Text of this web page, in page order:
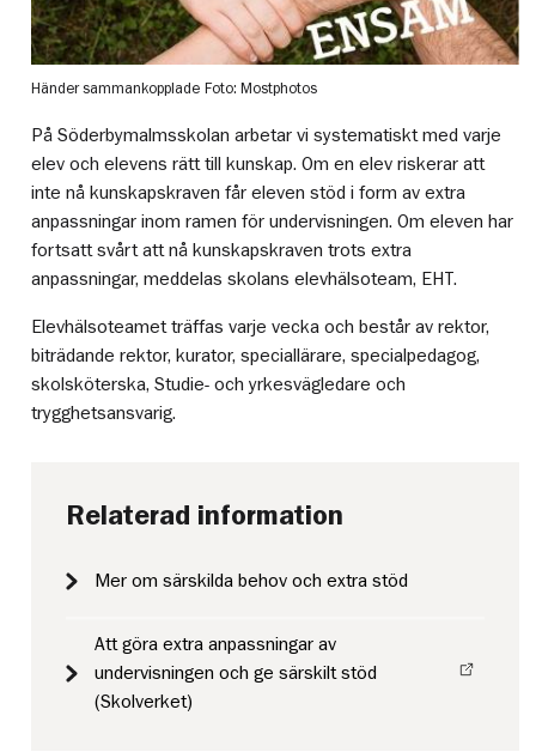
Händer sammankopplade Foto: Mostphotos
På Söderbymalmsskolan arbetar vi systematiskt med varje
elev och elevens rätt till kunskap. Om en elev riskerar att
inte nå kunskapskraven får eleven stöd i form av extra
anpassningar inom ramen för undervisningen. Om eleven har
fortsatt svårt att nå kunskapskraven trots extra
anpassningar, meddelas skolans elevhälsoteam, EHT.
Elevhälsoteamet träffas varje vecka och består av rektor,
biträdande rektor, kurator, speciallärare, specialpedagog,
skolsköterska, Studie- och yrkesvägledare och
trygghetsansvarig.
Relaterad information
Mer om särskilda behov och extra stöd
Att göra extra anpassningar av
undervisningen och ge särskilt stöd
(Skolverket)